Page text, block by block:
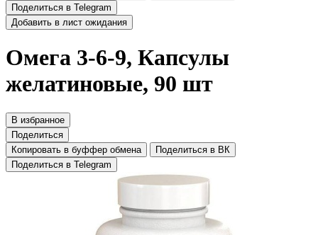
Поделиться в Telegram
Добавить в лист ожидания
Омега 3-6-9, Капсулы
желатиновые, 90 шт
В избранное
Поделиться
Копировать в буффер обмена
Поделиться в ВК
Поделиться в Telegram